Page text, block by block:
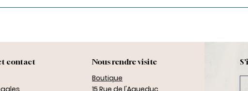
contact
Nous rendre visite
Boutique
15 Rue de l'Aqueduc,